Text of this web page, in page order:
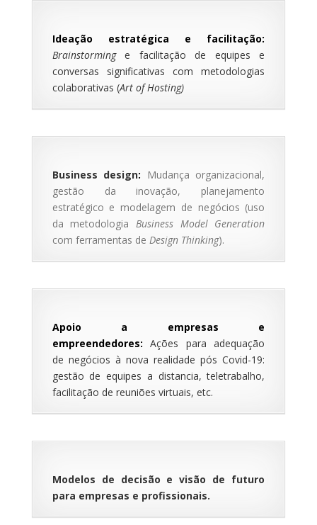
Ideação estratégica e facilitação:
Brainstorminge facilitação de equipes e
conversas significativas com metodologias
colaborativas (Art of Hosting)
Business design: Mudança organizacional,
gestão da inovação, planejamento
estratégico e modelagem de negócios (uso
da metodologia Business Model Generation
com ferramentas de Design Thinking).
Apoio a empresas e
empreendedores: Ações para adequação
de negócios à nova realidade pós Covid-19:
gestão de equipes a distancia, teletrabalho,
facilitação de reuniões virtuais, etc.
Modelos de decisão e visão de futuro
para empresas e profissionais.